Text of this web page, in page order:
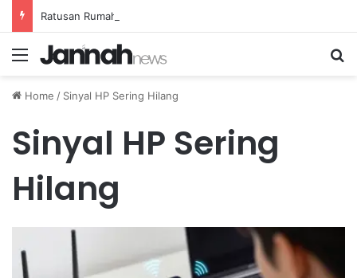
Menu
Home / Sinyal HP Sering Hilang
Sinyal HP Sering
Hilang